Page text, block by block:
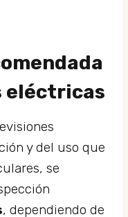
eléctricas
y del uso que
se
, dependiendo de